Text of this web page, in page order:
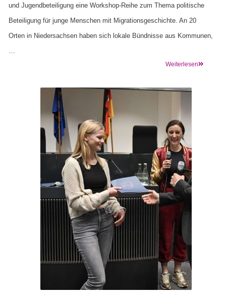
und Jugendbeteiligung eine Workshop-Reihe zum Thema politische
Beteiligung für junge Menschen mit Migrationsgeschichte. An 20
Orten in Niedersachsen haben sich lokale Bündnisse aus Kommunen,
…
Weiterlesen